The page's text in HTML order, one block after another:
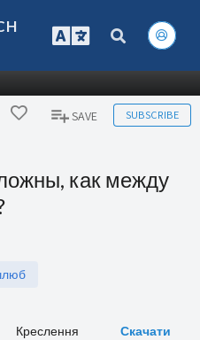
SAVE SUBSCRIBE
как между
Креслення Скачати